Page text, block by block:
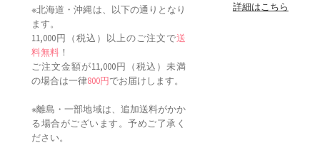
※北海道・沖縄は、以下の通りとなり
ます。
11,000円（税込）以上のご注文で送
料無料 ！
ご注文金額が11,000円（税込）未満
の場合は一律800円でお届けします。
※離島・一部地域は、追加送料がかか
る場合がございます。予めご了承く
ださい。
詳細はこちら